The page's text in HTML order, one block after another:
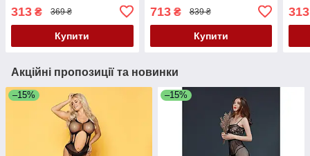
313 ₴ 369 ₴
Купити
713₴ 839 ₴
Купити
313
Акційні пропозиції та новинки
–15% –15%